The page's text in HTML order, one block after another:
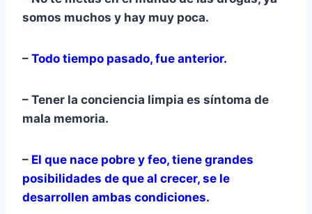
somos muchos y hay muy poca.
– Todo tiempo pasado, fue anterior.
– Tener la conciencia limpia es síntoma de
mala memoria.
– El que nace pobre y feo, tiene grandes
posibilidades de que al crecer, se le
desarrollen ambas condiciones.